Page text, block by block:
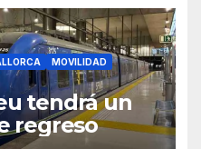
MOVILIDAD
tendrá un
regreso